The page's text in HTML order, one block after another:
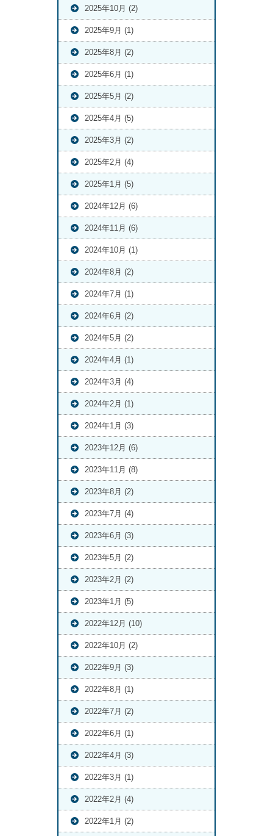
2025年10月 (2)
2025年9月 (1)
2025年8月 (2)
2025年6月 (1)
2025年5月 (2)
2025年4月 (5)
2025年3月 (2)
2025年2月 (4)
2025年1月 (5)
2024年12月 (6)
2024年11月 (6)
2024年10月 (1)
2024年8月 (2)
2024年7月 (1)
2024年6月 (2)
2024年5月 (2)
2024年4月 (1)
2024年3月 (4)
2024年2月 (1)
2024年1月 (3)
2023年12月 (6)
2023年11月 (8)
2023年8月 (2)
2023年7月 (4)
2023年6月 (3)
2023年5月 (2)
2023年2月 (2)
2023年1月 (5)
2022年12月 (10)
2022年10月 (2)
2022年9月 (3)
2022年8月 (1)
2022年7月 (2)
2022年6月 (1)
2022年4月 (3)
2022年3月 (1)
2022年2月 (4)
2022年1月 (2)